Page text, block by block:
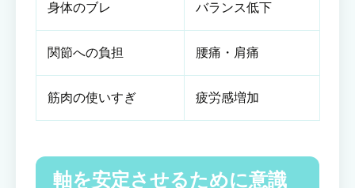
身体のブレ バランス低下
関節への負担 腰痛・肩痛
筋肉の使いすぎ 疲労感増加
軸を安定させるために意識